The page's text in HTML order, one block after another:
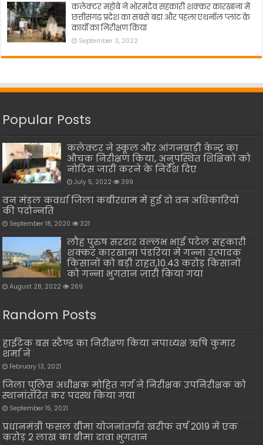
कलेक्टर महोबे ने भोरमदेव सहकारी शक्कर कारखाना में
छत्तीसगढ़ प्रदेश का सबसे बड़ा और पहला एथनॉल प्लांट के
कार्यो का निरीक्षण किया
September 3, 2022
Popular Posts
कलेक्टर ने स्कूल और आंगनबाड़ी केन्द्र का
औचक निरीक्षण किया, अनुपस्थित शिक्षिकों को
नोटिस जारी करने के निर्देश दिए
July 5, 2022 399
वन मंडल कवर्धा जिला कबीरधाम में हुई दो वन अधिकारियों
की पदोन्नति
September 18, 2020 321
लौह पुरुष सरदार वल्लभ भाई पटेल सहकारी
शक्कर कारखाना पंडरिया में गन्ना उत्पादक
किसानों को बड़ी राहत,10.43 करोड़ किसानों
को गन्ना भुगतान ज़ारी किया गया
August 28, 2022 269
Random Posts
हाईटेक बस स्टैण्ड का निरीक्षण किया नपाध्यक्ष ऋषि कुमार
शर्मा ने
February 13, 2021
जिला पुलिस अधीक्षक मोहित गर्ग ने निरीक्षक उपनिरीक्षक को
स्थानांतरित कर पदस्थ किया गया
September 15, 2021
प्रधानमंत्री फसल बीमा योजनांतर्गत खरीफ वर्ष 2019 में एक
करोड़ 2 लाख का बीमा दावा भुगतान